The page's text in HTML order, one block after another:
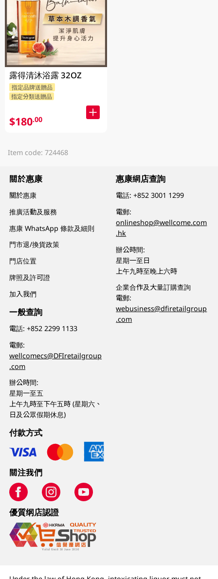
露得清沐浴露 32OZ
指定品牌送贈品
指定分類送贈品
$180.00
Item code: 724468
關於惠康
關於惠康
推廣活動及服務
惠康 WhatsApp 條款及細則
門市退/換貨政策
門店位置
牌照及許可證
加入我們
一般查詢
電話:+852 2299 1133
電郵:
wellcomecs@DFIretailgroup
.com
辦公時間:
星期一至五
上午九時至下午五時 (星期六、
日及公眾假期休息)
惠康網店查詢
電話:+852 3001 1299
電郵:
onlineshop@wellcome.com
.hk
辦公時間:
星期一至日
上午九時至晚上六時
企業合作及大量訂購查詢
電郵:
webusiness@dfiretailgroup
.com
付款方式
關注我們
優質纲店認證